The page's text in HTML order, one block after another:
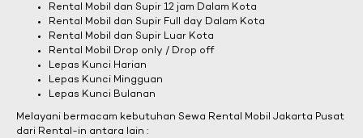
Rental Mobil dan Supir 12 jam Dalam Kota
Rental Mobil dan Supir Full day Dalam Kota
Rental Mobil dan Supir Luar Kota
Rental Mobil Drop only / Drop off
Lepas Kunci Harian
Lepas Kunci Mingguan
Lepas Kunci Bulanan
Melayani bermacam kebutuhan Sewa Rental Mobil Jakarta Pusat
dari Rental-in antara lain :